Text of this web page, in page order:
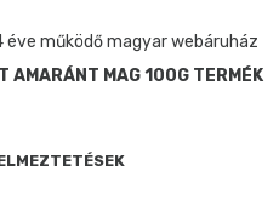
éve működő magyar webáruház
AMARÁNT MAG 100G TERMÉK